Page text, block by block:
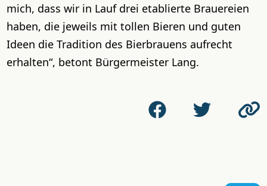
mich, dass wir in Lauf drei etablierte Brauereien
haben, die jeweils mit tollen Bieren und guten
Ideen die Tradition des Bierbrauens aufrecht
erhalten“, betont Bürgermeister Lang.